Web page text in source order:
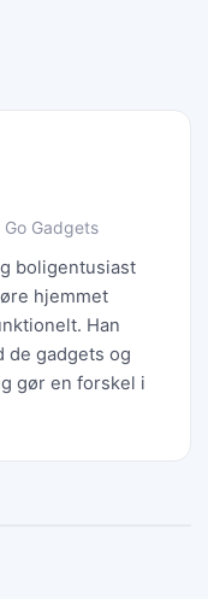
Gadgets
boligentusiast
hjemmet
Han
de gadgets og
gør en forskel i